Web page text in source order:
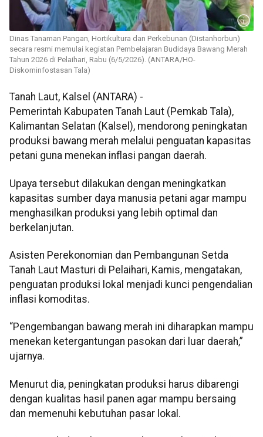
Dinas Tanaman Pangan, Hortikultura dan Perkebunan (Distanhorbun)
secara resmi memulai kegiatan Pembelajaran Budidaya Bawang Merah
Tahun 2026 di Pelaihari, Rabu (6/5/2026). (ANTARA/HO-
Diskominfostasan Tala)
Tanah Laut, Kalsel (ANTARA) -
Pemerintah Kabupaten Tanah Laut (Pemkab Tala),
Kalimantan Selatan (Kalsel), mendorong peningkatan
produksi bawang merah melalui penguatan kapasitas
petani guna menekan inflasi pangan daerah.
Upaya tersebut dilakukan dengan meningkatkan
kapasitas sumber daya manusia petani agar mampu
menghasilkan produksi yang lebih optimal dan
berkelanjutan.
Asisten Perekonomian dan Pembangunan Setda
Tanah Laut Masturi di Pelaihari, Kamis, mengatakan,
penguatan produksi lokal menjadi kunci pengendalian
inflasi komoditas.
“Pengembangan bawang merah ini diharapkan mampu
menekan ketergantungan pasokan dari luar daerah,”
ujarnya.
Menurut dia, peningkatan produksi harus dibarengi
dengan kualitas hasil panen agar mampu bersaing
dan memenuhi kebutuhan pasar lokal.